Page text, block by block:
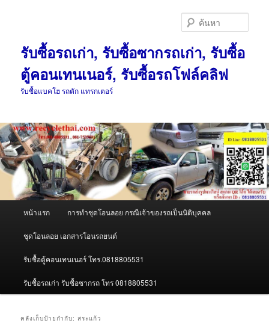
รับซื้อรถเก่า, รับซื้อซากรถเก่า, รับซื้อ
ตู้คอนเทนเนอร์, รับซื้อรถโฟล์คลิฟ
รับซื้อแบคโฮ รถตัก แทรกเตอร์
หน้าแรก การทำชุดโอนลอย กรณีเจ้าของรถเป็นนิติบุคคล
ชุดโอนลอย เอกสารโอนรถยนต์
รับซื้อตู้คอนเทนเนอร์ โทร.0818805531
รับซื้อรถเก่า รับซื้อซากรถ โทร 0818805531
คลังเก็บป้ายกำกับ:สระแก้ว